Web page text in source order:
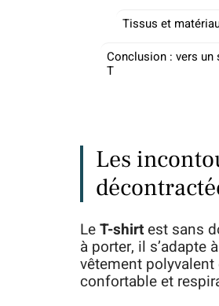
Tissus et
Conclusion : vers
T
Les
LeT-shirtest sans
à porter, il s’adapte
vêtement
confortable et